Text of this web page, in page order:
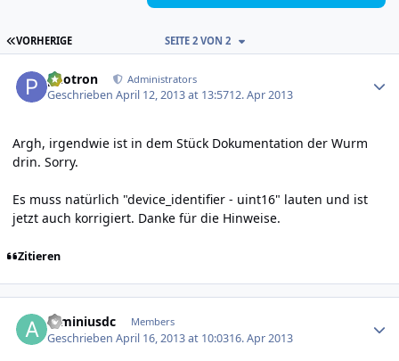
ERSTE SEITE
VORHERIGE SEITE 2 VON 2
photron Administrators
GeschriebenApril 12, 2013 at 13:5712. Apr 2013
Argh, irgendwie ist in dem Stück Dokumentation der Wurm
drin. Sorry.
Es muss natürlich "device_identifier - uint16" lauten und ist
jetzt auch korrigiert. Danke für die Hinweise.
Zitieren
arminiusdc Members
GeschriebenApril 16, 2013 at 10:0316. Apr 2013